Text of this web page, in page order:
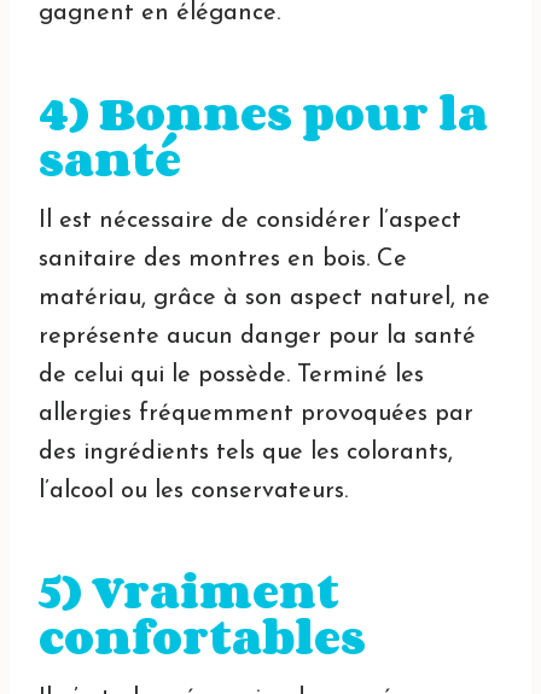
gagnent en élégance.
4) Bonnes pour la
santé
Il est nécessaire de considérer l’aspect
sanitaire des montres en bois. Ce
matériau, grâce à son aspect naturel, ne
représente aucun danger pour la santé
de celui qui le possède. Terminé les
allergies fréquemment provoquées par
des ingrédients tels que les colorants,
l’alcool ou les conservateurs.
5) Vraiment
confortables